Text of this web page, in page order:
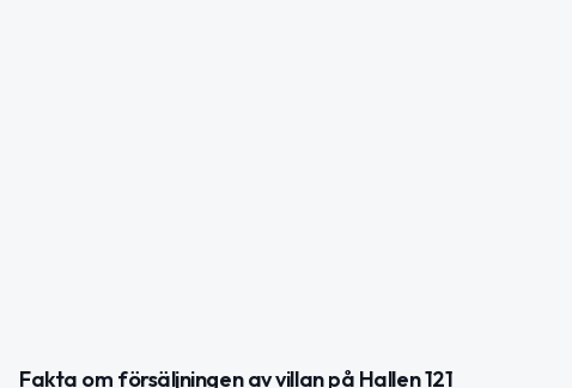
Fakta om försäljningen av villan på Hallen 121